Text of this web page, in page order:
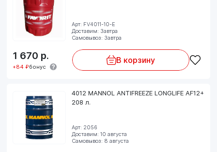
Арт: FV4011-10-E
Доставим: Завтра
Самовывоз: Завтра
1 670 р.
+84 ₽бонус
В корзину
4012 MANNOL ANTIFREEZE LONGLIFE AF12+
208 л.
Арт: 2056
Доставим: 10 августа
Самовывоз: 8 августа